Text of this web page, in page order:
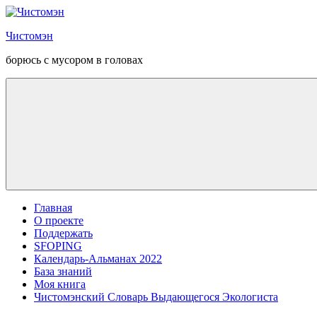
Перейти
содержанию
Чистомэн
борюсь с мусором в головах
Главная
О проекте
Поддержать
SFOPING
Календарь-Альманах 2022
База знаний
Моя книга
Чистомэнский Словарь Выдающегося Экологиста